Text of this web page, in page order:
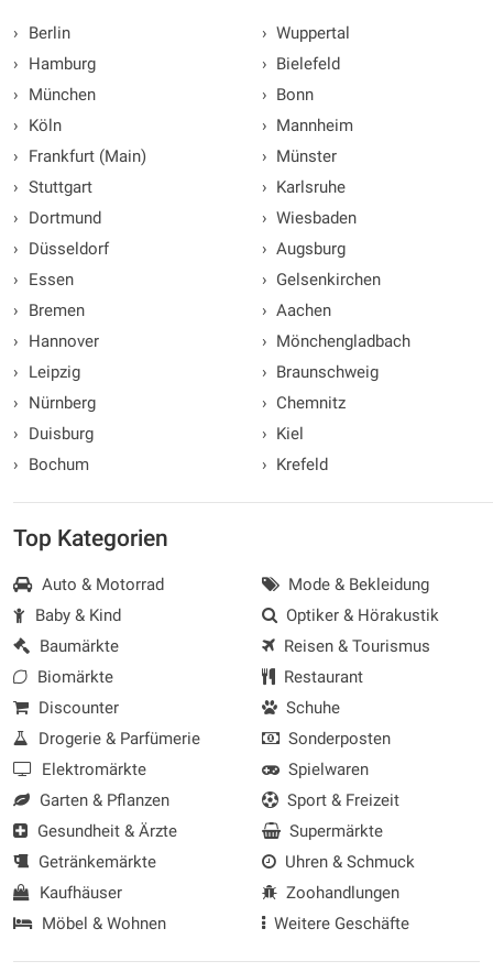
›
Berlin
›
Hamburg
›
München
›
Köln
›
Frankfurt (Main)
› Stuttgart
›
Dortmund
›
Düsseldorf
›
Essen
›
Bremen
›
Hannover
›
Leipzig
›
Nürnberg
›
Duisburg
›
Bochum
› Wuppertal
› Bielefeld
› Bonn
› Mannheim
› Münster
› Karlsruhe
› Wiesbaden
› Augsburg
› Gelsenkirchen
› Aachen
› Mönchengladbach
› Braunschweig
› Chemnitz
› Kiel
› Krefeld
Top Kategorien
Auto & Motorrad
Baby & Kind
Baumärkte
Biomärkte
Discounter
Drogerie & Parfümerie
Elektromärkte
Garten & Pflanzen
Gesundheit & Ärzte
Getränkemärkte
Kaufhäuser
Möbel & Wohnen
Mode & Bekleidung
Optiker & Hörakustik
Reisen & Tourismus
Restaurant
Schuhe
Sonderposten
Spielwaren
Sport & Freizeit
Supermärkte
Uhren & Schmuck
Zoohandlungen
Weitere Geschäfte